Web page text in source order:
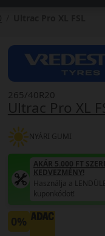
Ultrac Pro XL
265/40R20
NYÁRI GUMI
AKÁR 5.000 FT
KEDVEZMÉNY!
Használja a
kuponkódot!
0%